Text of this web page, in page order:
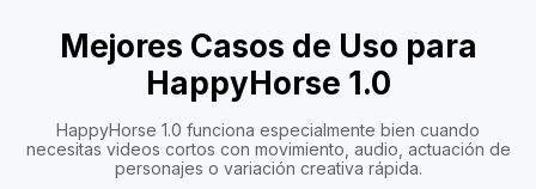
Mejores Casos de Uso para
HappyHorse 1.0
HappyHorse 1.0 funciona especialmente bien cuando
necesitas videos cortos con movimiento, audio, actuación de
personajes o variación creativa rápida.